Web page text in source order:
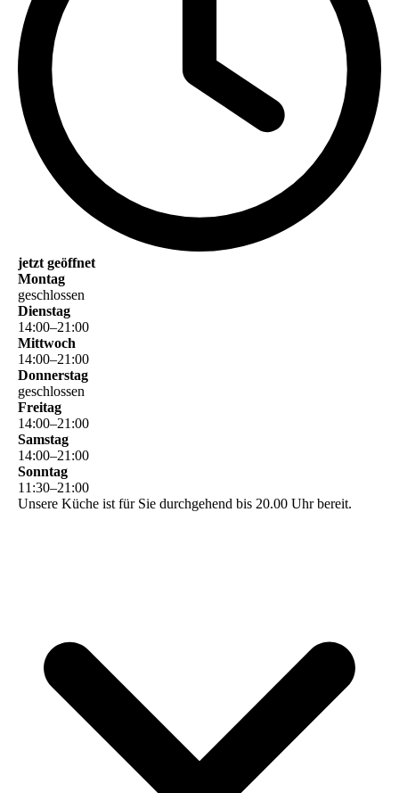
jetzt geöffnet
Montag
geschlossen
Dienstag
14:00–21 :00
Mittwoch
14:00–21 :00
Donnerstag
geschlossen
Freitag
14:00–21 :00
Samstag
14:00–21 :00
Sonntag
11 :30–21 :00
Unsere Küche ist für Sie durchgehend bis 20.00 Uhr bereit.